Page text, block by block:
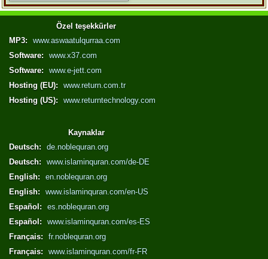
Özel teşekkürler
MP3:
www.aswaatulqurraa.com
Software:
www.x37.com
Software:
www.e-jett.com
Hosting (EU):
www.return.com.tr
Hosting (US):
www.returntechnology.com
Kaynaklar
Deutsch:
de.noblequran.org
Deutsch:
www.islaminquran.com/de-DE
English:
en.noblequran.org
English:
www.islaminquran.com/en-US
Español:
es.noblequran.org
Español:
www.islaminquran.com/es-ES
Français:
fr.noblequran.org
Français:
www.islaminquran.com/fr-FR